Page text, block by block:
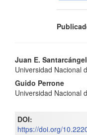
Contenido
principal
del
artículo
Juan E.
Universidad Nacional
Guido Perrone
Universidad Nacional
DOI:
https://doi.org/